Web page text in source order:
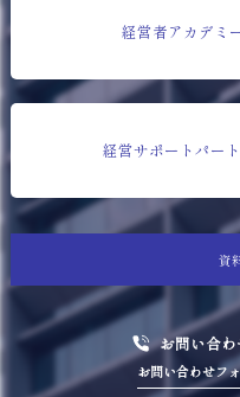
資
お問い合
お問い合わせフ
経営者アカデミ
経営サポートパー